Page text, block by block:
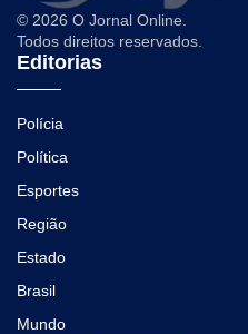
© 2026 O Jornal Online.
Todos direitos reservados.
Editorias
Polícia
Política
Esportes
Região
Estado
Brasil
Mundo